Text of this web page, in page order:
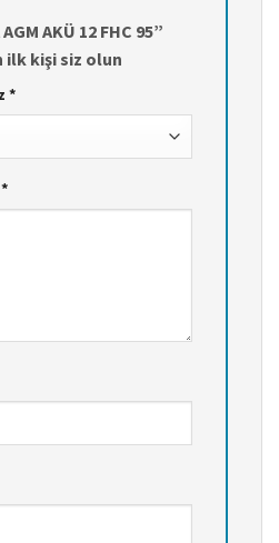
AKÜ 12 FHC 95”
ilk kişi siz olun
*
*